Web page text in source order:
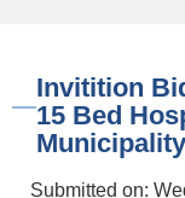
Invitition
15 Bed
Municipality
Submitted on: